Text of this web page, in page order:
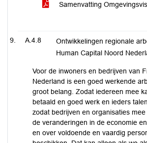
Samenvatting
A.4.8
Ontwikkelingen regionale
Human Capital Noord
Voor de inwoners en bedrijven van
Nederland is een goed werkende
groot belang. Zodat iedereen mee
betaald en goed werk en ieders
zodat bedrijven en organisaties
de veranderingen in de economie
en over voldoende en vaardig